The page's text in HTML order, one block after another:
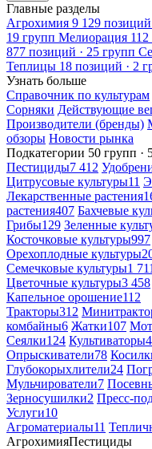
Главные разделы
Агрохимия 9 129
19 групп Мелиорация
877 позиций · 25 групп
Теплицы 18 позиций · 2
Узнать больше
Справочник по культурам
Сорняки Действующие
Производители (бренды)
обзоры Новости рынка
Подкатегории 50 групп ·
Пестициды7 412
Цитрусовые культуры11
Лекарственные растения
растения407 Бахчевые
Грибы129 Зеленные
Косточковые культуры997
Орехоплодные культуры
Семечковые культуры1 711
Цветочные культуры3 458
Капельное орошение112
Тракторы312
комбайны6 Жатки107
Сеялки124 Культиваторы
Опрыскиватели78
Глубокорыхлители24
Мульчирователи7
Зерносушилки2 Пресс-
Услуги10
Агроматериалы11
АгрохимияПестициды